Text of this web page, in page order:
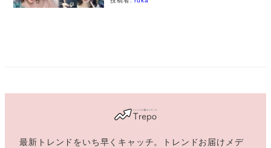
最新トレンドをいち早くキャッチ。トレンドお届けメデ